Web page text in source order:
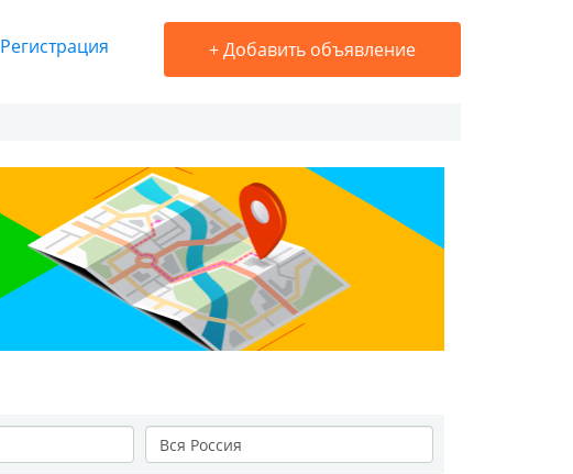
Регистрация +Добавить объявление